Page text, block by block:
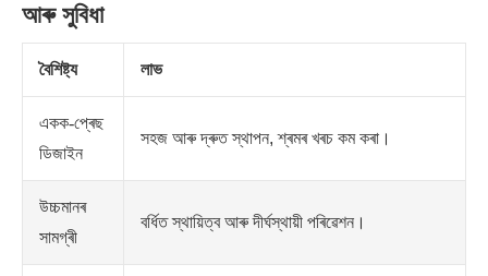
আৰু সুবিধা
বৈশিষ্ট্য লাভ
একক-প্ৰেছ
ডিজাইন
সহজ আৰু দ্ৰুত স্থাপন, শ্ৰমৰ খৰচ কম কৰা।
উচ্চমানৰ
সামগ্ৰী
বৰ্ধিত স্থায়িত্ব আৰু দীৰ্ঘস্থায়ী পৰিৱেশন।